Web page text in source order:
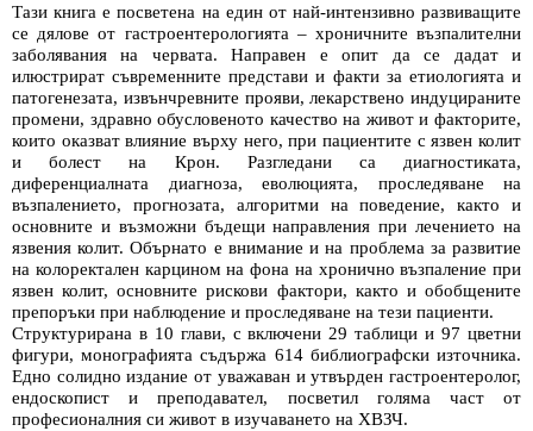
Тази книга е посветена на един от най-интензивно развиващите
се дялове от гастроентерологията – хроничните възпалителни
заболявания на червата. Направен е опит да се дадат и
илюстрират съвременните представи и факти за етиологията и
патогенезата, извънчревните прояви, лекарствено индуцираните
промени, здравно обусловеното качество на живот и факторите,
които оказват влияние върху него, при пациентите с язвен колит
и болест на Крон. Разгледани са диагностиката,
диференциалната диагноза, еволюцията, проследяване на
възпалението, прогнозата, алгоритми на поведение, както и
основните и възможни бъдещи направления при лечението на
язвения колит. Обърнато е внимание и на проблема за развитие
на колоректален карцином на фона на хронично възпаление при
язвен колит, основните рискови фактори, както и обобщените
препоръки при наблюдение и проследяване на тези пациенти.
Структурирана в 10 глави, с включени 29 таблици и 97 цветни
фигури, монографията съдържа 614 библиографски източника.
Едно солидно издание от уважаван и утвърден гастроентеролог,
ендоскопист и преподавател, посветил голяма част от
професионалния си живот в изучаването на ХВЗЧ.